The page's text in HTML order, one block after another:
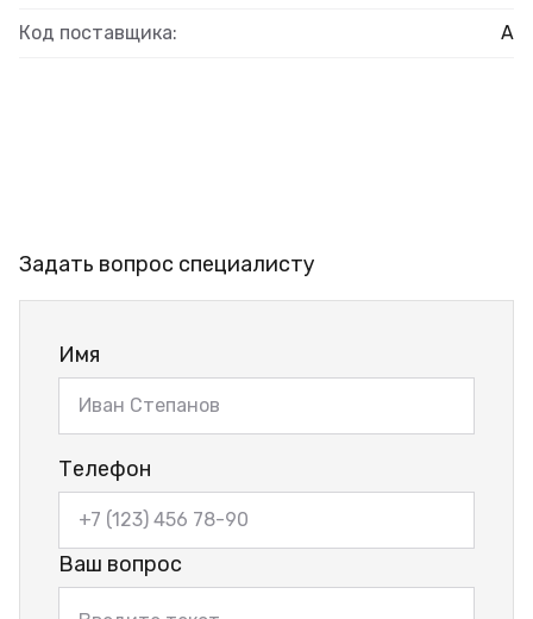
Код поставщика: А
Задать вопрос специалисту
Имя
Телефон
Ваш вопрос